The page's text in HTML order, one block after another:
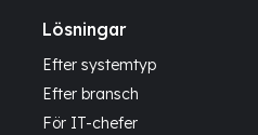
Lösningar
Efter systemtyp
Efter bransch
För IT-chefer